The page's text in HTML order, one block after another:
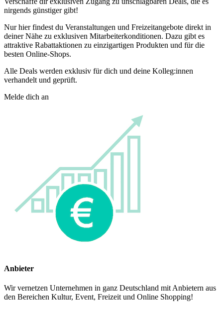
nirgends günstiger gibt!
Nur hier findest du Veranstaltungen und Freizeitangebote direkt in
deiner Nähe zu exklusiven Mitarbeiterkonditionen. Dazu gibt es
attraktive Rabattaktionen zu einzigartigen Produkten und für die
besten Online-Shops.
Alle Deals werden exklusiv für dich und deine Kolleg:innen
verhandelt und geprüft.
Melde dich an
Anbieter
Wir vernetzen Unternehmen in ganz Deutschland mit Anbietern aus
den Bereichen Kultur, Event, Freizeit und Online Shopping!